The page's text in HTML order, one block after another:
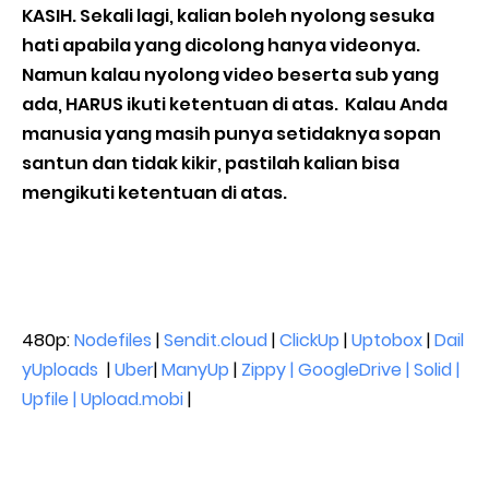
KASIH. Sekali lagi, kalian boleh nyolong sesuka
hati apabila yang dicolong hanya videonya.
Namun kalau nyolong video beserta sub yang
ada, HARUS ikuti ketentuan di atas. Kalau Anda
manusia yang masih punya setidaknya sopan
santun dan tidak kikir, pastilah kalian bisa
mengikuti ketentuan di atas.
480p:Nodefiles |Sendit.cloud|ClickUp |Uptobox|Dail
yUploads |Uber|ManyUp | Zippy | GoogleDrive | Solid |
Upfile | Upload.mobi|